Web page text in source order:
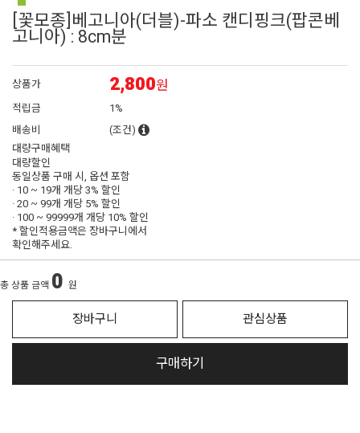
[꽃모종]베고니아(더블)-파소 캔디핑크(팝콘베
고니아) : 8cm분
상품가 2,800원
적립금
1%
배송비
(조건)
대량구매혜택
대량할인
동일상품 구매 시, 옵션 포함
· 10 ~ 19개 개당3% 할인
· 20 ~ 99개 개당 5% 할인
· 100 ~ 99999개 개당 10% 할인
* 할인적용금액은 장바구니에서
확인해주세요.
총 상품 금액 0 원
장바구니 관심상품
구매하기